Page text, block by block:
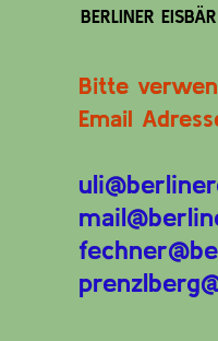
BERLINER EISBÄR
Bitte
Email